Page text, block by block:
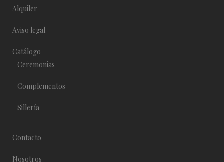
Alquiler
Aviso legal
Catálogo
Ceremonias
Complementos
Sillería
Contacto
Nosotros